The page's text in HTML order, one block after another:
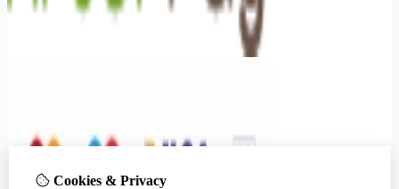
Cookies & Privacy